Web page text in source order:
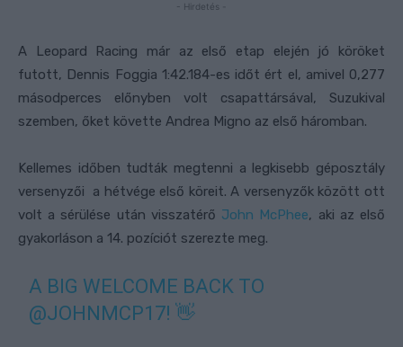
- Hirdetés -
A Leopard Racing már az első etap elején jó köröket
futott, Dennis Foggia 1:42.184-es időt ért el, amivel 0,277
másodperces előnyben volt csapattársával, Suzukival
szemben, őket követte Andrea Migno az első háromban.
Kellemes időben tudták megtenni a legkisebb géposztály
versenyzői a hétvége első köreit. A versenyzők között ott
volt a sérülése után visszatérő John McPhee, aki az első
gyakorláson a 14. pozíciót szerezte meg.
A BIG WELCOME BACK TO
@JOHNMCP17! 👋